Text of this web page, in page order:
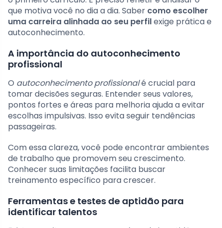
que motiva você no dia a dia. Saber como escolher
uma carreira alinhada ao seu perfilexige prática e
autoconhecimento.
A importância do autoconhecimento
profissional
O autoconhecimento profissionalé crucial para
tomar decisões seguras. Entender seus valores,
pontos fortes e áreas para melhoria ajuda a evitar
escolhas impulsivas. Isso evita seguir tendências
passageiras.
Com essa clareza, você pode encontrar ambientes
de trabalho que promovem seu crescimento.
Conhecer suas limitações facilita buscar
treinamento específico para crescer.
Ferramentas e testes de aptidão para
identificar talentos